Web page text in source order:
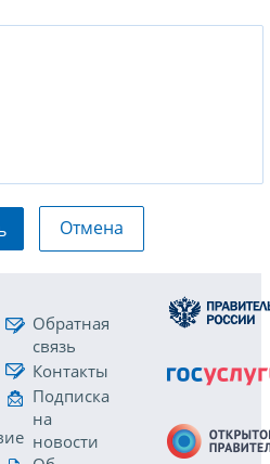
Отмена
Обратная
связь
Контакты
Подписка
на
новости